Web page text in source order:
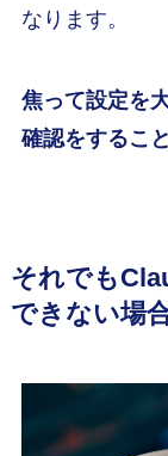
なります。
焦って設定を
確認をすること
それでも
できない場